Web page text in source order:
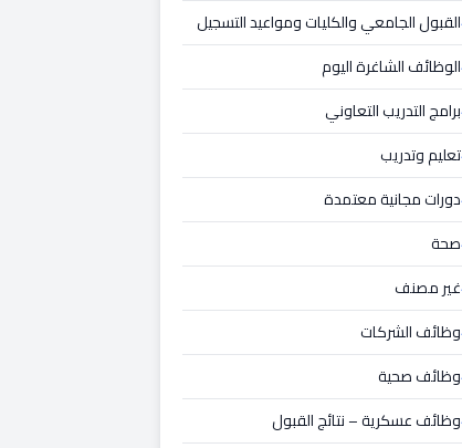
القبول الجامعي والكليات ومواعيد التسجيل
الوظائف الشاغرة اليوم
برامج التدريب التعاوني
تعليم وتدريب
دورات مجانية معتمدة
صحة
غير مصنف
وظائف الشركات
وظائف صحية
وظائف عسكرية – نتائج القبول